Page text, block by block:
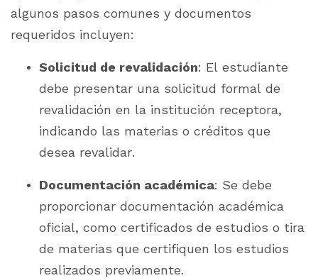
algunos pasos comunes y documentos
requeridos incluyen:
Solicitud de revalidación: El estudiante
debe presentar una solicitud formal de
revalidación en la institución receptora,
indicando las materias o créditos que
desea revalidar.
Documentación académica: Se debe
proporcionar documentación académica
oficial, como certificados de estudios o tira
de materias que certifiquen los estudios
realizados previamente.